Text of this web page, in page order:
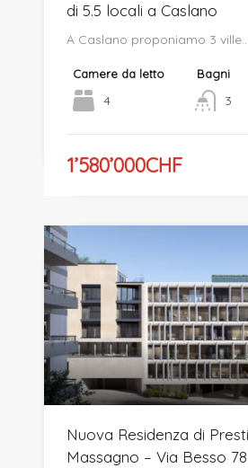
di 5.5 locali a Caslano
A Caslano proponiamo 3 ville…
Camere da letto
4
Bagni
3
1’580’000CHF
Nuova Residenza di
Massagno – Via Besso 78